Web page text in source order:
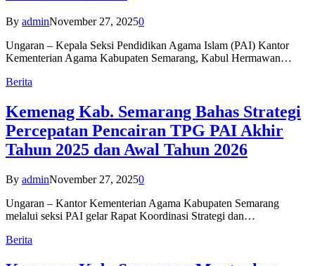
By adminNovember 27, 20250
Ungaran – Kepala Seksi Pendidikan Agama Islam (PAI) Kantor
Kementerian Agama Kabupaten Semarang, Kabul Hermawan…
Berita
Kemenag Kab. Semarang Bahas Strategi
Percepatan Pencairan TPG PAI Akhir
Tahun 2025 dan Awal Tahun 2026
By adminNovember 27, 20250
Ungaran – Kantor Kementerian Agama Kabupaten Semarang
melalui seksi PAI gelar Rapat Koordinasi Strategi dan…
Berita